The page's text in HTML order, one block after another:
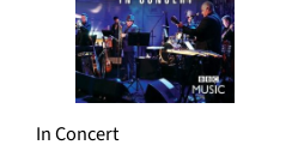
In Concert